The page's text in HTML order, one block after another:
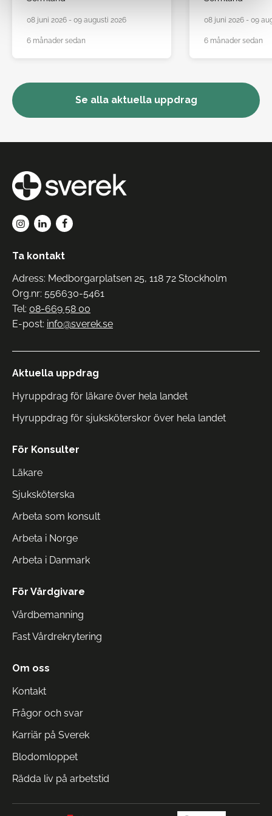
08 juni 2026 - 09 augusti 2026
6 månader sedan
08 juni 2026 - 09
6 månader sedan
Se alla aktuella uppdrag
Ta kontakt
Adress: Medborgarplatsen 25, 118 72 Stockholm
Org.nr: 556630-5461
Tel: 08-669 58 00
E-post: info@sverek.se
Aktuella uppdrag
Hyruppdrag för läkare över hela landet
Hyruppdrag för sjuksköterskor över hela landet
För Konsulter
Läkare
Sjuksköterska
Arbeta som konsult
Arbeta i Norge
Arbeta i Danmark
För Vårdgivare
Vårdbemanning
Fast Vårdrekrytering
Om oss
Kontakt
Frågor och svar
Karriär på Sverek
Blodomloppet
Rädda liv på arbetstid